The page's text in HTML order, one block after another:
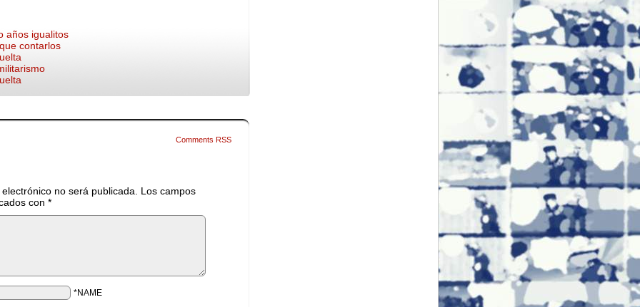
años igualitos
contarlos
Comments RSS
no será publicada.
Los campos
con *
*NAME